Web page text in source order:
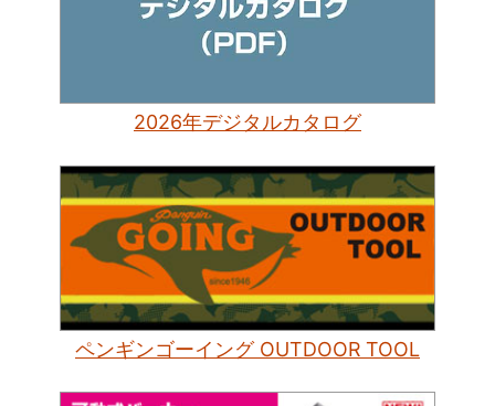
2026年デジタルカタログ
ペンギンゴーイング OUTDOOR TOOL